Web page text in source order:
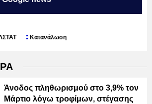
Κατανάλωση
Άνοδος πληθωρισμού στο 3,9% τον
Μάρτιο λόγω τροφίμων, στέγασης